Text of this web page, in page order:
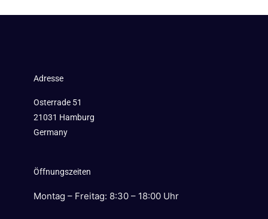
Adresse
Osterrade 51
21031 Hamburg
Germany
Öffnungszeiten
Montag – Freitag: 8:30 – 18:00 Uhr